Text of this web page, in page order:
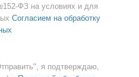
ФЗ на условиях и для
Согласием на обработку
я подтверждаю,